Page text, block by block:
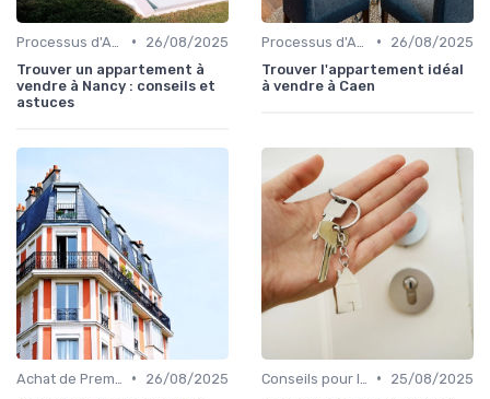
•
26/08/2025
Trouver un appartement à
vendre à Nancy : conseils et
astuces
•
26/08/2025
Trouver l'appartement idéal
à vendre à Caen
•
26/08/2025
•
25/08/2025